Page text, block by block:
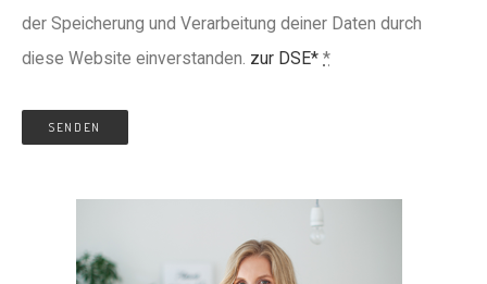
der Speicherung und Verarbeitung deiner Daten durch
diese Website einverstanden. zur DSE* *